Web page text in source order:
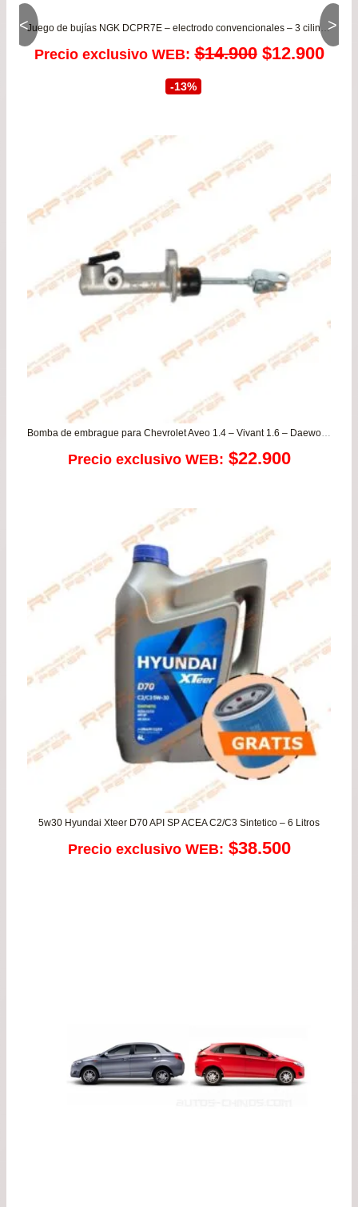
Juego de bujías NGK DCPR7E – electrodo convencionales – 3 cilindros
Precio exclusivo WEB: $14.900 El
era:
$14.900.
$12.900El
-13%
Bomba de embrague para Chevrolet Aveo 1.4 – Vivant 1.6 – Daewoo Rezzo
Precio exclusivo WEB: $22.900
5w30 Hyundai Xteer D70 API SP ACEA C2/C3 Sintetico – 6 Litros
Precio exclusivo WEB: $38.500
< >